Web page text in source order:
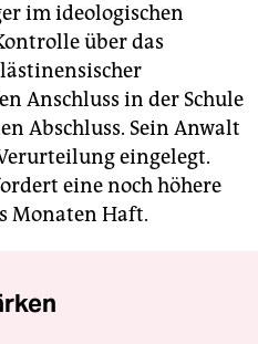
im ideologischen
über das
Anschluss in der Schule
Abschluss. Sein Anwalt
eingelegt.
eine noch höhere
Monaten Haft.